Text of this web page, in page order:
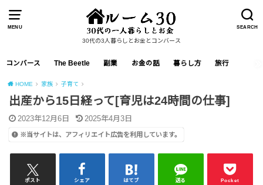
MENU SEARCH
30代の3人暮らしとお金とコンバース
コンバース The Beetle 副業 お金の話 暮らし方 旅行
HOME 家族 子育て
出産から15日経って[育児は24時間の仕事]
2023年12月6日 2025年4月3日
※当サイトは、アフィリエイト広告を利用しています。
ポスト シェア はてブ 送る Pocket